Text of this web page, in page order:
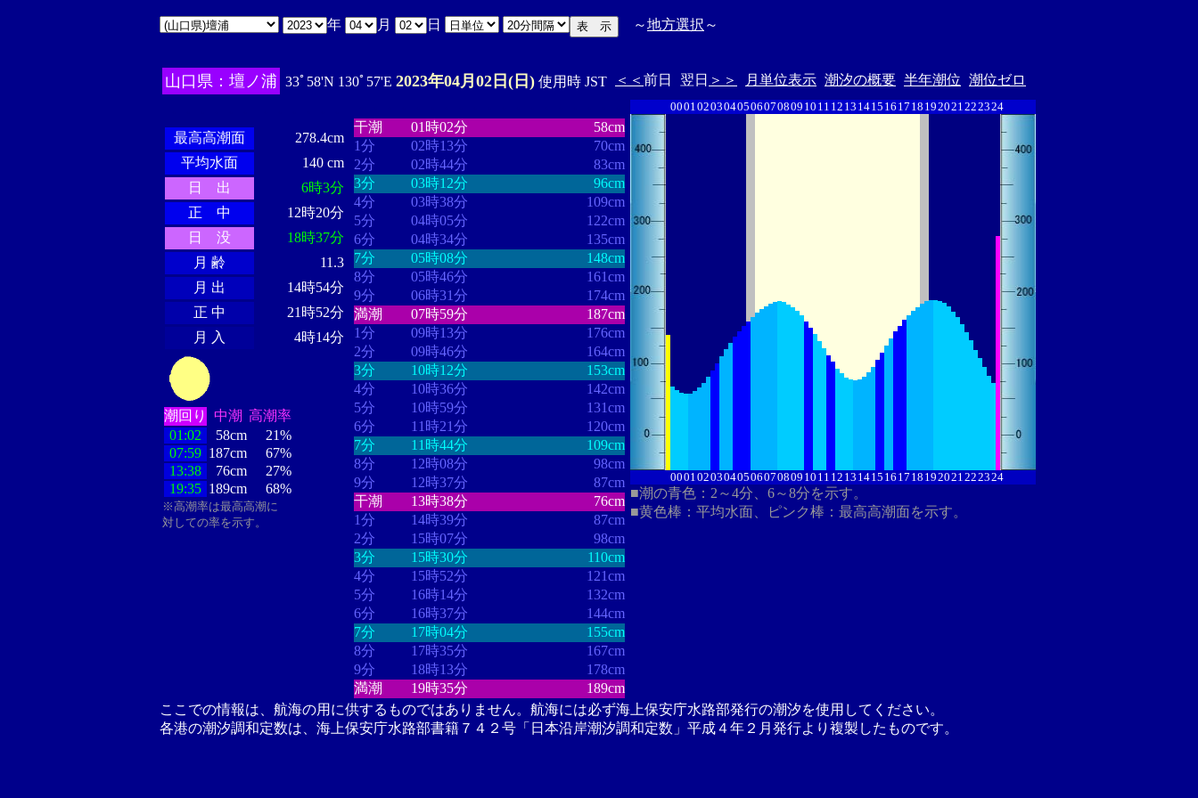
年 月 日 ～地方選択 ～
山口県：壇ノ浦 33ﾟ58'N 130ﾟ57'E 2023年04月02日(日) 使用時 JST ＜＜ 前日 翌日 ＞＞ 月単位表示 潮汐の概要 半年潮位 潮位ゼロ
最高高潮面
278.4cm
平均水面
140 cm
日 出
6時3分
正 中
12時20分
日 没
18時37分
月 齢
11.3
月 出
14時54分
正 中
21時52分
月 入
4時14分
潮回り 中潮 高潮率
01:02
58cm
21%
07:59 187cm
67%
13:38
76cm
27%
19:35 189cm 68%
※高潮率は最高高潮に
対しての率を示す。
干潮
01時02分
58cm
1分
02時13分
70cm
2分
02時44分
83cm
3分
03時12分
96cm
4分
03時38分
109cm
5分
04時05分
122cm
6分
04時34分
135cm
7分
05時08分
148cm
8分
05時46分
161cm
9分
06時31分
174cm
満潮
07時59分
187cm
1分
09時13分
176cm
2分
09時46分
164cm
3分
10時12分
153cm
4分
10時36分
142cm
5分
10時59分
131cm
6分
11時21分
120cm
7分
11時44分
109cm
8分
12時08分
98cm
9分
12時37分
87cm
干潮
13時38分
76cm
1分
14時39分
87cm
2分
15時07分
98cm
3分
15時30分
110cm
4分
15時52分
121cm
5分
16時14分
132cm
6分
16時37分
144cm
7分
17時04分
155cm
8分
17時35分
167cm
9分
18時13分
178cm
満潮
19時35分 189cm
00010203040506070809 10 11 12 13 1415 16 17 18 192021222324
00010203040506070809 10 11 12 13 1415 16 17 18 192021222324
■潮の青色：2～4分、6～8分を示す。
■黄色棒：平均水面、ピンク棒：最高高潮面を示す。
ここでの情報は、航海の用に供するものではありません。航海には必ず海上保安庁水路部発行の潮汐を使用してください。
各港の潮汐調和定数は、海上保安庁水路部書籍７４２号「日本沿岸潮汐調和定数」平成４年２月発行より複製したものです。